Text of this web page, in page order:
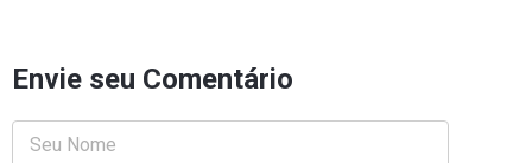
Envie seu Comentário